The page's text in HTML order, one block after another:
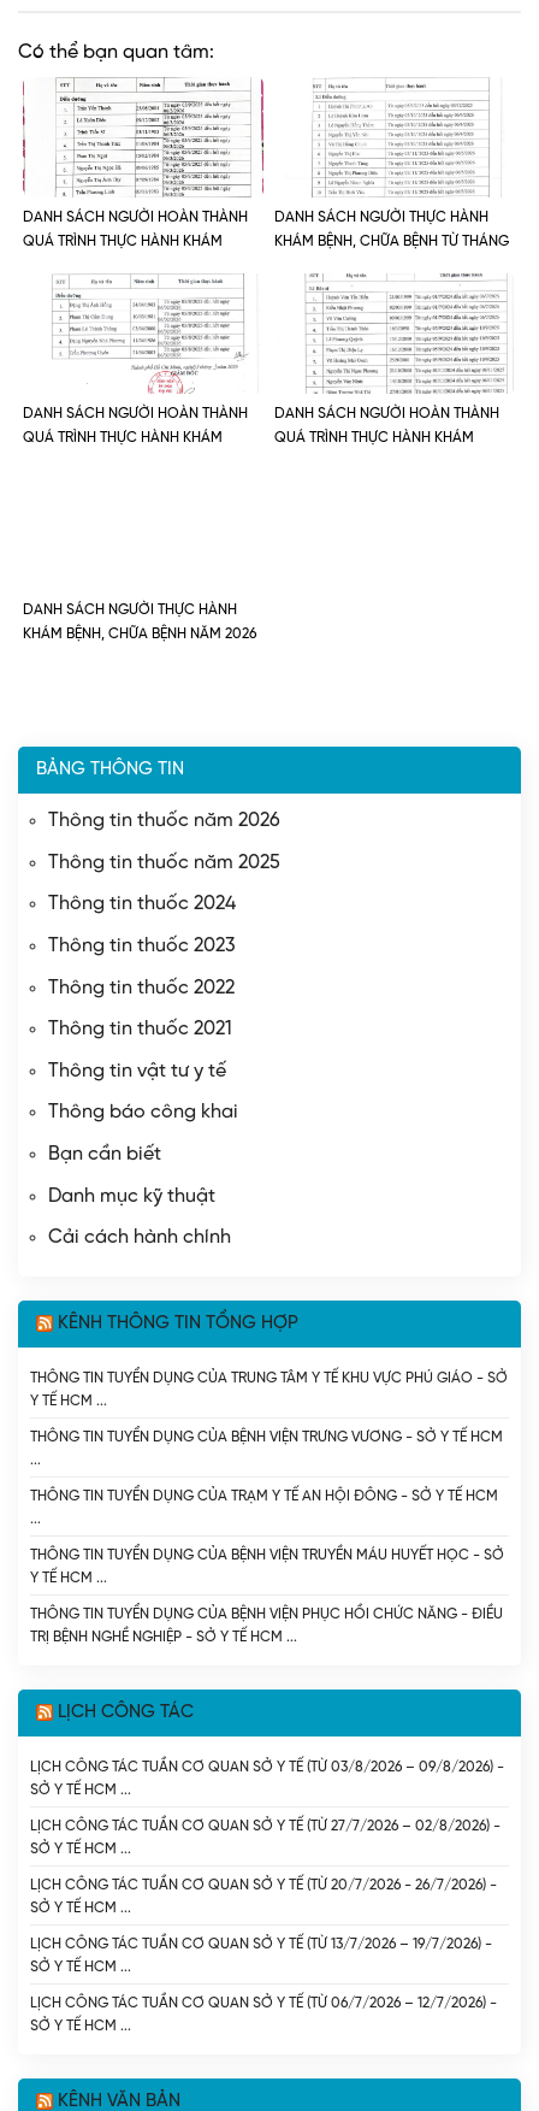
Có thể bạn quan tâm:
DANH SÁCH NGƯỜI HOÀN THÀNH
QUÁ TRÌNH THỰC HÀNH KHÁM
05/09/2025 ĐẾN HẾT NGÀY
06/03/2026
DANH SÁCH NGƯỜI THỰC HÀNH
KHÁM BỆNH, CHỮA BỆNH TỪ THÁNG
DANH SÁCH NGƯỜI HOÀN THÀNH
QUÁ TRÌNH THỰC HÀNH KHÁM
DANH SÁCH NGƯỜI HOÀN THÀNH
QUÁ TRÌNH THỰC HÀNH KHÁM
DANH SÁCH NGƯỜI THỰC HÀNH
KHÁM BỆNH, CHỮA BỆNH NĂM 2026
BẢNG THÔNG TIN
Thông tin thuốc năm 2026
Thông tin thuốc năm 2025
Thông tin thuốc 2024
Thông tin thuốc 2023
Thông tin thuốc 2022
Thông tin thuốc 2021
Thông tin vật tư y tế
Thông báo công khai
Bạn cần biết
Danh mục kỹ thuật
Cải cách hành chính
KÊNH THÔNG TIN TỔNG HỢP
THÔNG TIN TUYỂN DỤNG CỦA TRUNG TÂM Y TẾ KHU VỰC PHÚ GIÁO - SỞ
Y TẾ HCM
THÔNG TIN TUYỂN DỤNG CỦA BỆNH VIỆN TRƯNG VƯƠNG - SỞ Y TẾ HCM
THÔNG TIN TUYỂN DỤNG CỦA TRẠM Y TẾ AN HỘI ĐÔNG - SỞ Y TẾ HCM
THÔNG TIN TUYỂN DỤNG CỦA BỆNH VIỆN TRUYỀN MÁU HUYẾT HỌC - SỞ
Y TẾ HCM
THÔNG TIN TUYỂN DỤNG CỦA BỆNH VIỆN PHỤC HỒI CHỨC NĂNG - ĐIỀU
TRỊ BỆNH NGHỀ NGHIỆP - SỞ Y TẾ HCM
LỊCH CÔNG TÁC
LỊCH CÔNG TÁC TUẦN CƠ QUAN SỞ Y TẾ (TỪ 03/8/2026 – 09/8/2026) -
SỞ Y TẾ HCM
LỊCH CÔNG TÁC TUẦN CƠ QUAN SỞ Y TẾ (TỪ 27/7/2026 – 02/8/2026) -
SỞ Y TẾ HCM
LỊCH CÔNG TÁC TUẦN CƠ QUAN SỞ Y TẾ (TỪ 20/7/2026 - 26/7/2026) -
SỞ Y TẾ HCM
LỊCH CÔNG TÁC TUẦN CƠ QUAN SỞ Y TẾ (TỪ 13/7/2026 – 19/7/2026) -
SỞ Y TẾ HCM
LỊCH CÔNG TÁC TUẦN CƠ QUAN SỞ Y TẾ (TỪ 06/7/2026 – 12/7/2026) -
SỞ Y TẾ HCM
KÊNH VĂN BẢN